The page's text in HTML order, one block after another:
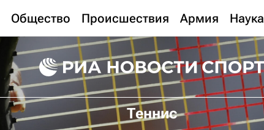
Общество Происшествия Армия Наука
Теннис